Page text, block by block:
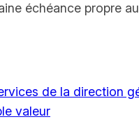
échéance propre
de la direction
valeur